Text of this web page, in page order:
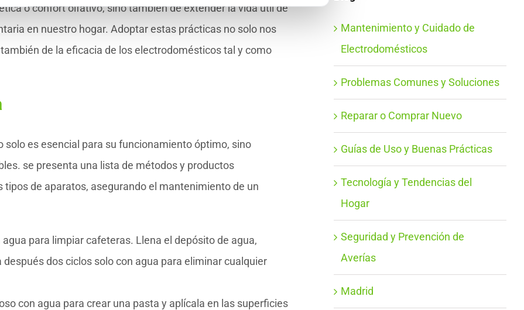
o confort olfativo, sino también de extender la vida útil de
en nuestro hogar. Adoptar estas prácticas no solo nos
de la eficacia de los electrodomésticos tal y como
es esencial para su funcionamiento óptimo, sino
se presenta una lista de métodos y productos
de aparatos, asegurando el mantenimiento de un
para limpiar cafeteras. Llena el depósito de agua,
dos ciclos solo con agua para eliminar cualquier
con agua para crear una pasta y aplícala en las superficies
Mantenimiento y Cuidado de
Electrodomésticos
Problemas Comunes y Soluciones
Reparar o Comprar Nuevo
Guías de Uso y Buenas Prácticas
Tecnología y Tendencias del
Hogar
Seguridad y Prevención de
Averías
Madrid